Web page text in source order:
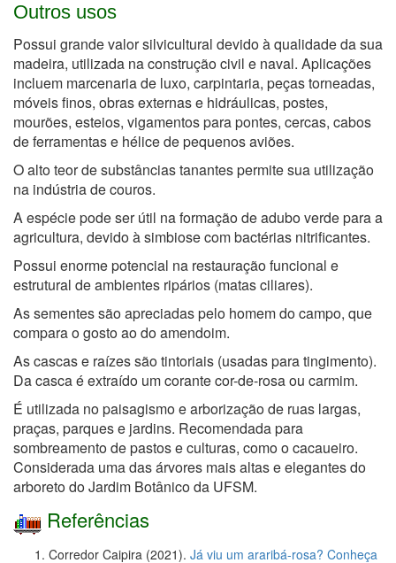
Outros usos
Possui grande valor silvicultural devido à qualidade da sua
madeira, utilizada na construção civil e naval. Aplicações
incluem marcenaria de luxo, carpintaria, peças torneadas,
móveis finos, obras externas e hidráulicas, postes,
mourões, esteios, vigamentos para pontes, cercas, cabos
de ferramentas e hélice de pequenos aviões.
O alto teor de substâncias tanantes permite sua utilização
na indústria de couros.
A espécie pode ser útil na formação de adubo verde para a
agricultura, devido à simbiose com bactérias nitrificantes.
Possui enorme potencial na restauração funcional e
estrutural de ambientes ripários (matas ciliares).
As sementes são apreciadas pelo homem do campo, que
compara o gosto ao do amendoim.
As cascas e raízes são tintoriais (usadas para tingimento).
Da casca é extraído um corante cor-de-rosa ou carmim.
É utilizada no paisagismo e arborização de ruas largas,
praças, parques e jardins. Recomendada para
sombreamento de pastos e culturas, como o cacaueiro.
Considerada uma das árvores mais altas e elegantes do
arboreto do Jardim Botânico da UFSM.
Referências
Corredor Caipira (2021). Já viu um araribá-rosa? Conheça